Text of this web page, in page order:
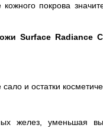
покрова
Surface Radiance
и остатки
желез, уменьшая